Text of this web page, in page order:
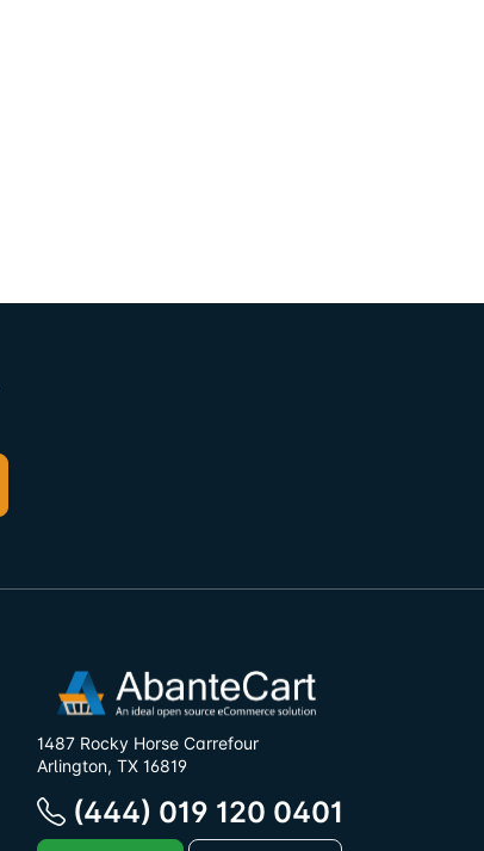
1487 Rocky Horse Carrefour
Arlington, TX 16819
(444) 019 120 0401